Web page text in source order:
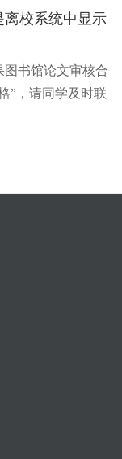
校系统中显示
书馆论文审核合
”，请同学及时联